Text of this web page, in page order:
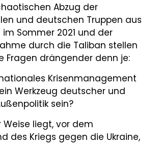
Abzug der
und deutschen Truppen aus
Sommer 2021 und der
durch die Taliban stellen
Fragen drängender denn je:
Krisenmanagement
Werkzeug deutscher und
sein?
Weise liegt, vor dem
des Kriegs gegen die Ukraine,